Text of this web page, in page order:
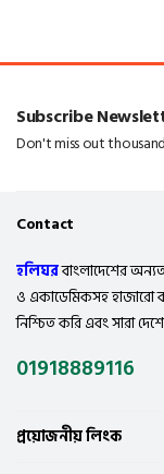
Subscribe
Don't miss out
Contact
হলিঘরবাংলাদেশের
ও একাডেমিকসহ হাজারো
নিশ্চিত করি এবং সারা
01918889116
প্রয়োজনীয় লিংক